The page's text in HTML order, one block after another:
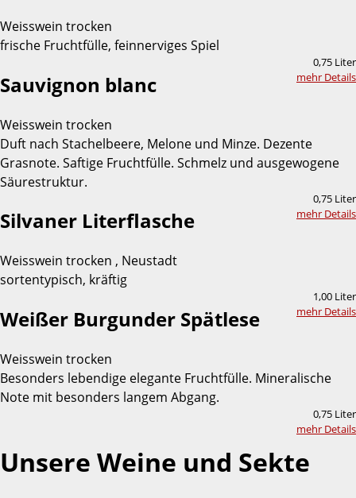
Weisswein trocken
frische Fruchtfülle, feinnerviges Spiel
0,75 Liter
mehr Details
Sauvignon blanc
Weisswein trocken
Duft nach Stachelbeere, Melone und Minze. Dezente
Grasnote. Saftige Fruchtfülle. Schmelz und ausgewogene
Säurestruktur.
0,75 Liter
mehr Details
Silvaner Literflasche
Weisswein trocken , Neustadt
sortentypisch, kräftig
1,00 Liter
mehr Details
Weißer Burgunder Spätlese
Weisswein trocken
Besonders lebendige elegante Fruchtfülle. Mineralische
Note mit besonders langem Abgang.
0,75 Liter
mehr Details
Unsere Weine und Sekte